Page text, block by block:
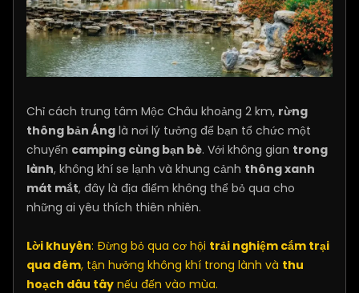
Chỉ cách trung tâm Mộc Châu khoảng 2 km, rừng
thông bản Áng là nơi lý tưởng để bạn tổ chức một
chuyến camping cùng bạn bè. Với không gian trong
lành, không khí se lạnh và khung cảnh thông xanh
mát mắt, đây là địa điểm không thể bỏ qua cho
những ai yêu thích thiên nhiên.
Lời khuyên: Đừng bỏ qua cơ hội trải nghiệm cắm trại
qua đêm, tận hưởng không khí trong lành và thu
hoạch dâu tây nếu đến vào mùa.